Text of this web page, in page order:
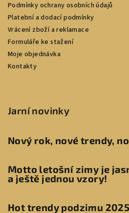
Podmínky ochrany osobních údajů
Platební a dodací podmínky
Vrácení zboží a reklamace
Formuláře ke stažení
Moje objednávka
Kontakty
Jarní novinky
Nový rok, nové trendy,
Motto letošní zimy je
a ještě jednou vzory!
Hot trendy podzimu 2025